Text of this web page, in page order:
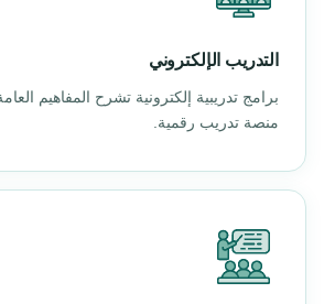
التدريب الإلكتروني
برامج تدريبية إلكترونية تشرح المفاهيم العامة
منصة تدريب رقمية.